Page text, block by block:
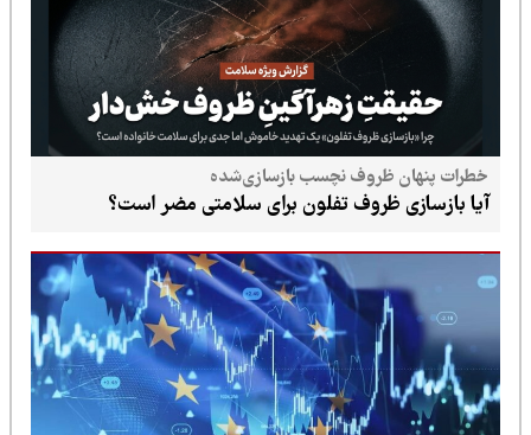
خطرات پنهان ظروف نچسب بازسازی‌شده
آیا بازسازی ظروف تفلون برای سلامتی مضر است؟